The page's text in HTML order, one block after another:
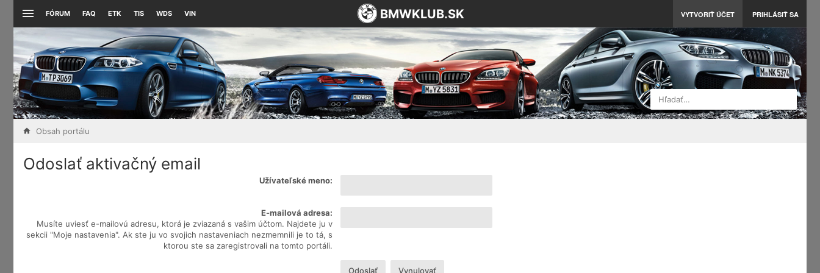
FÓRUM FAQ ETK TIS WDS VIN VYTVORIŤ ÚČET PRIHLÁSIŤ SA
BMWKLUB.SK
Hľadať…
Obsah portálu
Odoslať aktivačný email
Užívateľské meno:
E-mailová adresa:
Musíte uviesť e-mailovú adresu, ktorá je zviazaná s vašim účtom. Najdete ju v
sekcii "Moje nastavenia". Ak ste ju vo svojich nastaveniach nezmemnili je to tá, s
ktorou ste sa zaregistrovali na tomto portáli.